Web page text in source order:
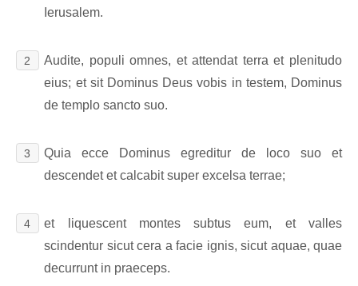
Ierusalem.
2
Audite, populi omnes, et attendat terra et plenitudo
eius; et sit Dominus Deus vobis in testem, Dominus
de templo sancto suo.
3
Quia ecce Dominus egreditur de loco suo et
descendet et calcabit super excelsa terrae;
4
et liquescent montes subtus eum, et valles
scindentur sicut cera a facie ignis, sicut aquae, quae
decurrunt in praeceps.